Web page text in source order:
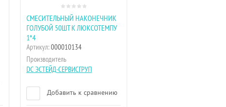
СМЕСИТЕЛЬНЫЙ НАКОНЕЧНИК
ГОЛУБОЙ 50ШТ К ЛЮКСОТЕМПУ
1*4
Артикул:000010134
Производитель
DC ЭСТЕЙД-СЕРВИСГРУП
Добавить к сравнению